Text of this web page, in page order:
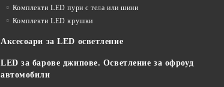
Комплекти LED пури с тела или шини
Комплекти LED крушки
Аксесоари за LED осветление
LED за барове джипове. Осветление за офроуд
автомобили